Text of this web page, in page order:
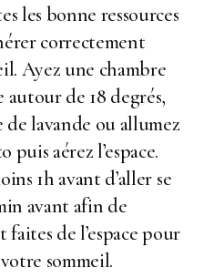
les bonne ressources
correctement
Ayez une chambre
de 18 degrés,
lavande ou allumez
puis aérez l’espace.
1h avant d’aller se
avant afin de
de l’espace pour
sommeil.